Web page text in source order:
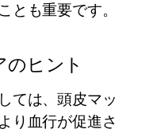
とも重要です。
ヒント
ては、頭皮マッ
り血行が促進さ